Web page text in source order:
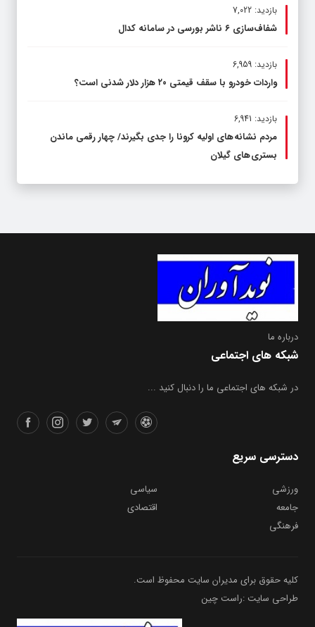
بازدید: 7,022
شفاف‌سازی ۶ ناشر بورسی در سامانه کدال
بازدید: 6,959
واردات خودرو با سقف قیمتی ۲۰ هزار دلار شدنی است؟
بازدید: 6,941
مردم نشانه های اولیه کرونا را جدی بگیرند/ چهار رقمی ماندن
بستری های گیلان
درباره ما
شبکه های اجتماعی
در شبکه های اجتماعی ما را دنبال کنید ...
دسترسی سریع
ورزشی
سیاسی
جامعه
اقتصادی
فرهنگی
کلیه حقوق برای مدیران سایت محفوظ است.
طراحی سایت :راست چین